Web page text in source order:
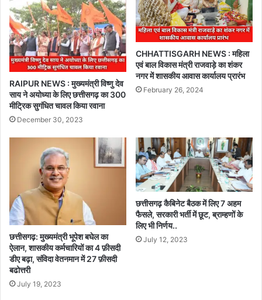
RAIPUR NEWS : मुख्यमंत्री विष्णु देव
साय ने अयोध्या के लिए छत्तीसगढ़ का 300
मीट्रिक सुगंधित चावल किया रवाना
December 30, 2023
CHHATTISGARH NEWS : महिला
एवं बाल विकास मंत्री राजवाड़े का शंकर
नगर में शासकीय आवास कार्यालय प्रारंभ
February 26, 2024
छत्तीसगढ़: मुख्यमंत्री भूपेश बघेल का
ऐलान, शासकीय कर्मचारियों का 4 फ़ीसदी
डीए बढ़ा, संविदा वेतनमान में 27 फ़ीसदी
बढोत्तरी
July 19, 2023
छत्तीसगढ़ कैबिनेट बैठक में लिए 7 अहम
फैसले, सरकारी भर्ती में छूट, ब्राम्हणों के
लिए भी निर्णय..
July 12, 2023